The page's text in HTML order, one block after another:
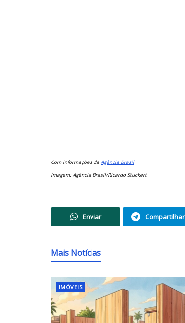
Com informações da Agência Brasil
Imagem: Agência Brasil/Ricardo Stuckert
Enviar Compartilhar
Mais Notícias
IMÓVEIS